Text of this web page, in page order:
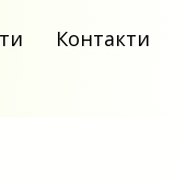
Контакти